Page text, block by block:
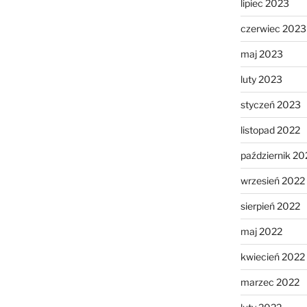
lipiec 2023
czerwiec 2023
maj 2023
luty 2023
styczeń 2023
listopad 2022
październik
wrzesień 2022
sierpień 2022
maj 2022
kwiecień 2022
marzec 2022